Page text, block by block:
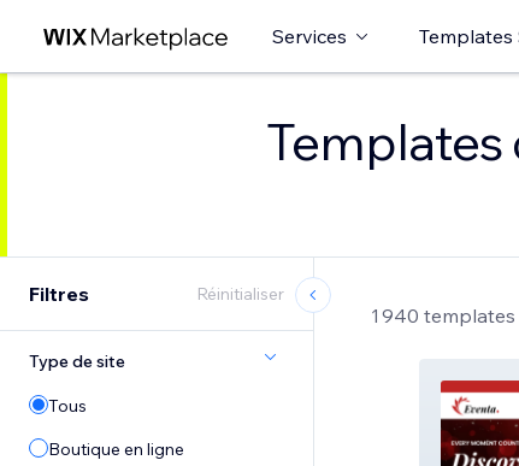
Services Templates
Templates
Filtres Réinitialiser
Type de site
Tous
Boutique en ligne
1 940